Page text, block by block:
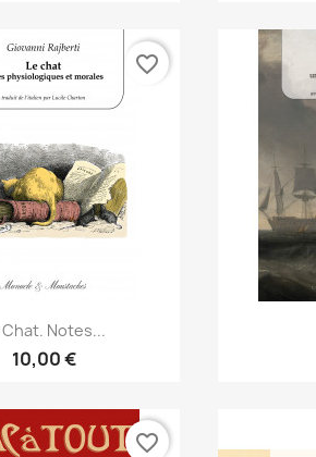
rapide
Chat. Notes...
10,00 €
favorite_border
favorite_border